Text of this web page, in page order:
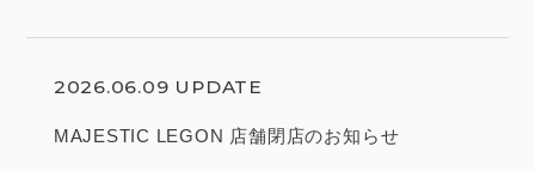
2026.06.09 UPDATE
MAJESTIC LEGON 店舗閉店のお知らせ